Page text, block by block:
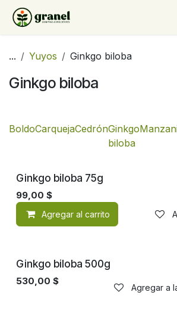
Ir al contenido
... Yuyos Ginkgo biloba
Ginkgo biloba
BoldoCarquejaCedrónGinkgo
biloba
Ginkgo biloba 75g
99,00 $
Agregar al carrito
Ginkgo biloba 500g
530,00 $
Agregar a